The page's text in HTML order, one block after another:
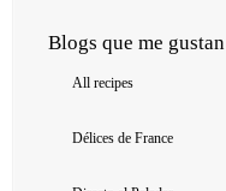
Blogs que me gustan
All recipes
Délices de France